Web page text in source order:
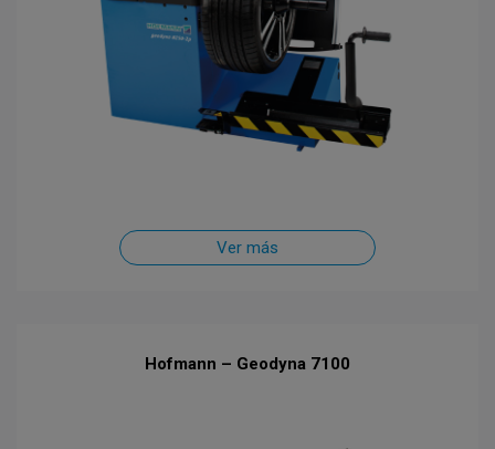
Ver más
Hofmann – Geodyna 7100